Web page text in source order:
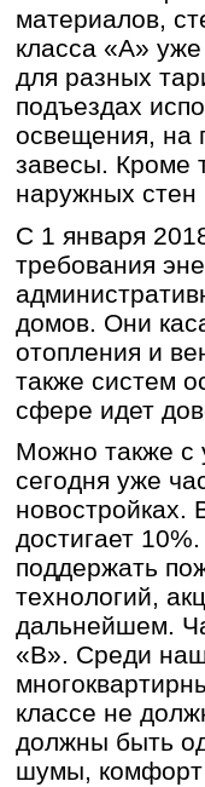
материалов,
класса «А»
для разных
подъездах
освещения, на
завесы. Кроме
наружных
С 1 января
требования
домов. Они
отопления и
также систем
сфере идет
Можно также с
сегодня уже
новостройках.
достигает
поддержать
технологий,
дальнейшем.
«В». Среди
классе не
должны быть
шумы, комфорт